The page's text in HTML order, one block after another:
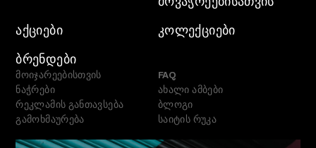
ᲐᲥᲪᲘᲔᲑᲘ
ᲙᲝᲚᲔᲥᲪᲘᲔᲑᲘ
ᲑᲠᲔᲜᲓᲔᲑᲘ
მოიჯარეებისთვის
ნაჭრები
რეკლამის განთავსება
გამოხმაურება
FAQ
ახალი ამბები
ბლოგი
საიტის რუკა